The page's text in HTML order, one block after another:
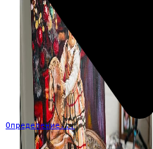
Определение...